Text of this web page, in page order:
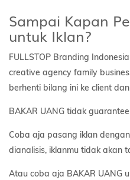
Sampai Kapan
untuk Iklan?
FULLSTOP Branding
creative agency family
berhenti bilang ini ke client
BAKAR UANG tidak guarantee
Coba aja pasang iklan
dianalisis, iklanmu tidak akan
Atau coba aja BAKAR UANG